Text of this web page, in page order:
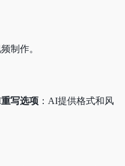
制作。
写选项 ：AI提供格式和风